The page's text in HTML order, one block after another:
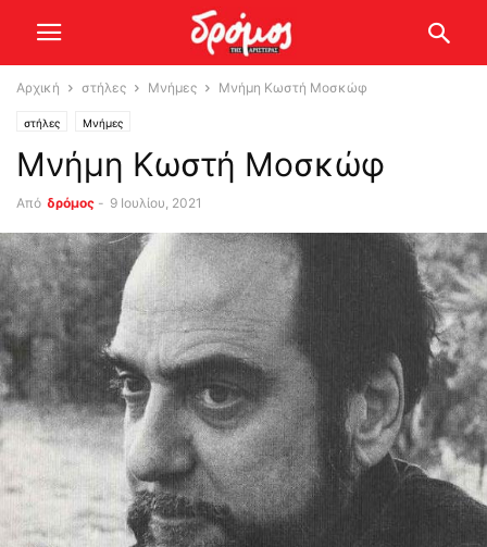
Αρχική στήλες Μνήμες Μνήμη Κωστή Μοσκώφ
στήλες Μνήμες
Μνήμη Κωστή Μοσκώφ
Από δρόμος - 9 Ιουλίου, 2021